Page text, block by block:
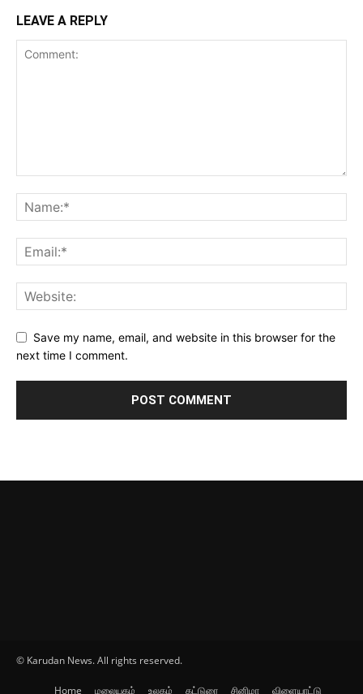
LEAVE A REPLY
Save my name, email, and website in this browser for the
next time I comment.
© Karudan News. All rights reserved.
Home மலையகம் உலகம் கட்டுரை சினிமா விளையாட்டு